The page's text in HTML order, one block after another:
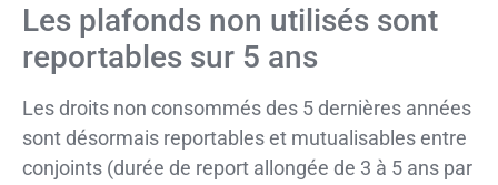
Les plafonds non utilisés sont
reportables sur 5 ans
Les droits non consommés des 5 dernières années
sont désormais reportables et mutualisables entre
conjoints (durée de report allongée de 3 à 5 ans par